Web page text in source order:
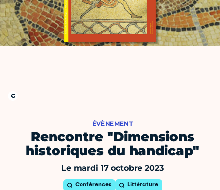
ÉVÈNEMENT
Rencontre "Dimensions
historiques du handicap"
Le mardi 17 octobre 2023
Conférences Littérature